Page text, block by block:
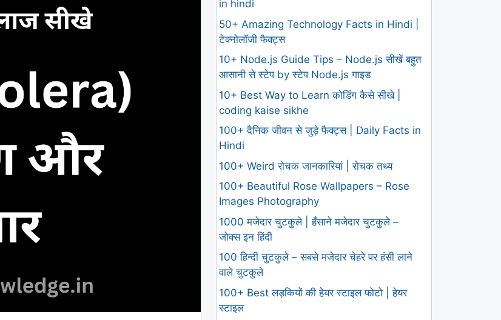
in hindi
50+ Amazing Technology Facts in Hindi |
टेक्नोलॉजी फैक्ट्स
10+ Node.js Guide Tips – Node.js सीखें बहुत
आसानी से स्टेप by स्टेप Node.js गाइड
10+ Best Way to Learn कोडिंग कैसे सीखे |
coding kaise sikhe
100+ दैनिक जीवन से जुड़े फैक्ट्स | Daily Facts in
Hindi
100+ Weird रोचक जानकारियां | रोचक तथ्य
100+ Beautiful Rose Wallpapers – Rose
Images Photography
1000 मजेदार चुटकुले | हँसाने मजेदार चुटकुले –
जोक्स इन हिंदी
100 हिन्दी चुटकुले – सबसे मजेदार चेहरे पर हंसी लाने
वाले चुटकुले
100+ Best लड़कियों की हेयर स्टाइल फोटो | हेयर
स्टाइल